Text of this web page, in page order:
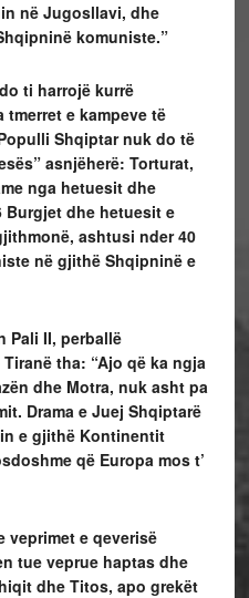
në Jugosllavi, dhe
komuniste.”
ti harrojë kurrë
tmerret e kampeve të
Shqiptar nuk do të
asnjëherë: Torturat,
nga hetuesit dhe
Burgjet dhe hetuesit e
ashtusi nder 40
në gjithë Shqipninë e
Pali II, perballë
tha: “Ajo që ka ngja
dhe Motra, nuk asht pa
Drama e Juej Shqiptarë
e gjithë Kontinentit
që Europa mos t’
veprimet e qeverisë
tue veprue haptas dhe
dhe Titos, apo grekët